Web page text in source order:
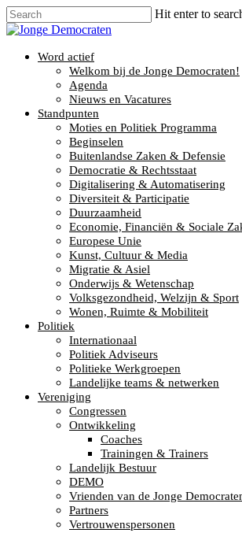
Hit enter to
Word actief
Welkom bij de Jonge Democraten!
Agenda
Nieuws en Vacatures
Standpunten
Moties en Politiek Programma
Beginselen
Buitenlandse Zaken & Defensie
Democratie & Rechtsstaat
Digitalisering & Automatisering
Diversiteit & Participatie
Duurzaamheid
Economie, Financiën & Sociale
Europese Unie
Kunst, Cultuur & Media
Migratie & Asiel
Onderwijs & Wetenschap
Volksgezondheid, Welzijn & Sport
Wonen, Ruimte & Mobiliteit
Politiek
Internationaal
Politiek Adviseurs
Politieke Werkgroepen
Landelijke teams & netwerken
Vereniging
Congressen
Ontwikkeling
Coaches
Trainingen & Trainers
Landelijk Bestuur
DEMO
Vrienden van de Jonge
Partners
Vertrouwenspersonen